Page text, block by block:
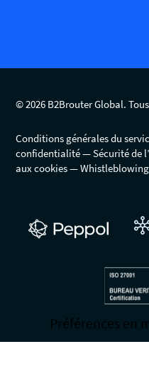
© 2026 B2Brouter Global.
Conditions générales du
confidentialité
Sécurité de
aux cookies
Whistleblowing